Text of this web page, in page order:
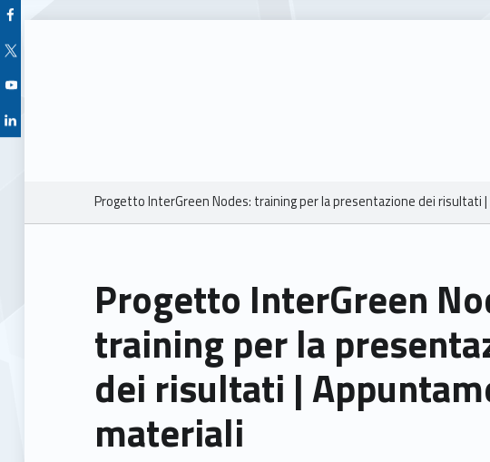
Facebook Unioncamere Veneto
Twitter Unioncamere Veneto
Youtube Unioncamere Veneto
Linkedin Unioncamere Veneto
Breadcrumbs navigation
Progetto InterGreen Nodes: training per la presentazione dei risultati
Progetto InterGreen
training per la
dei risultati |
materiali